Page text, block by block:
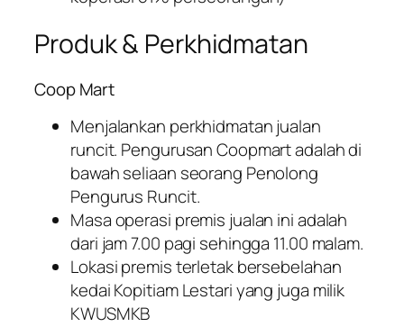
Produk & Perkhidmatan
Coop Mart
Menjalankan perkhidmatan jualan
runcit. Pengurusan Coopmart adalah di
bawah seliaan seorang Penolong
Pengurus Runcit.
Masa operasi premis jualan ini adalah
dari jam 7.00 pagi sehingga 11.00 malam.
Lokasi premis terletak bersebelahan
kedai Kopitiam Lestari yang juga milik
KWUSMKB